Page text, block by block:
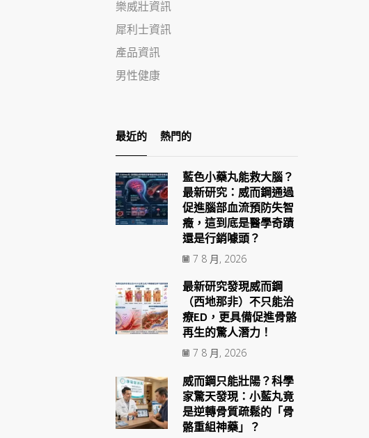
樂威壯資訊
犀利士資訊
產品資訊
男性健康
最近的 熱門的
藍色小藥丸能救大腦？
最新研究：威而鋼通過
促進腦部血流預防失智
癥，這到底是醫學奇蹟
還是行銷噱頭？
7 8 月, 2026
最新研究發現威而鋼
（西地那非）不只能治
療ED，更具備促進骨骼
再生的驚人潛力！
7 8 月, 2026
威而鋼只能壯陽？科學
家驚天發現：小藍丸竟
是逆轉骨質疏鬆的「骨
骼重組神藥」？